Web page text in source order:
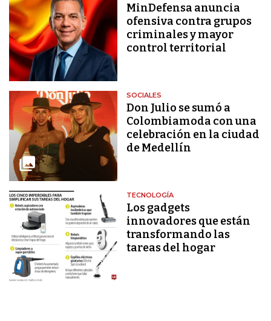
MinDefensa anuncia
ofensiva contra grupos
criminales y mayor
control territorial
SOCIALES
Don Julio se sumó a
Colombiamoda con una
celebración en la ciudad
de Medellín
TECNOLOGÍA
Los gadgets
innovadores que están
transformando las
tareas del hogar